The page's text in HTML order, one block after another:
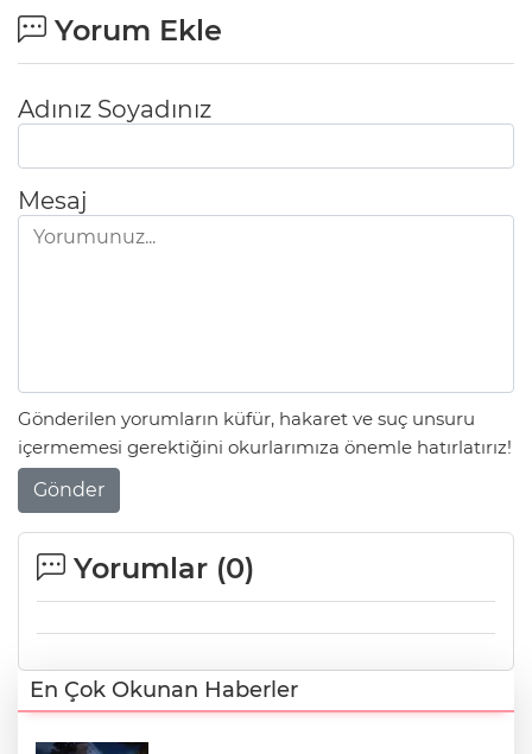
Yorum Ekle
Adınız Soyadınız
Mesaj
Gönderilen yorumların küfür, hakaret ve suç unsuru
içermemesi gerektiğini okurlarımıza önemle hatırlatırız!
Gönder
Yorumlar (0)
En Çok Okunan Haberler